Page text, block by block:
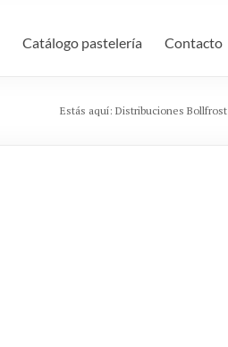
Catálogo pastelería Contacto
Estás aquí: Distribuciones Bollfrost